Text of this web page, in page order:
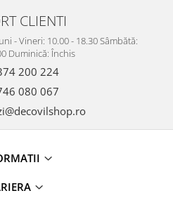
CLIENTI
- Vineri: 10.00 - 18.30 Sâmbătă:
Duminică: Închis
200 224
080 067